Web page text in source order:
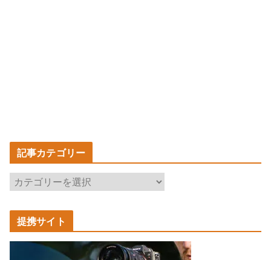
記事カテゴリー
記
カ
テ
ゴ
提携サイト